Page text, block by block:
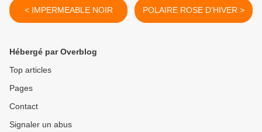
< IMPERMEABLE NOIR POLAIRE ROSE D'HIVER >
Hébergé par Overblog
Top articles
Pages
Contact
Signaler un abus